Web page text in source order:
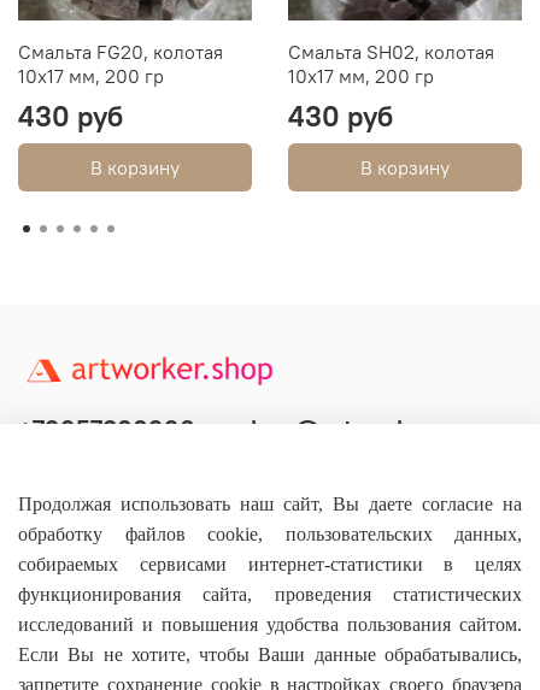
Смальта FG20, колотая
10х17 мм, 200 гр
430 руб
В корзину
Смальта SH02, колотая
10х17 мм, 200 гр
430 руб
В корзину
Основное
+79957800990 shop@artworker.pro
Продолжая использовать наш сайт, Вы даете согласие на
обработку файлов cookie, пользовательских данных,
собираемых сервисами интернет-статистики в целях
функционирования сайта, проведения статистических
исследований и повышения удобства пользования сайтом.
Если Вы не хотите, чтобы Ваши данные обрабатывались,
запретите сохранение cookie в настройках своего браузера